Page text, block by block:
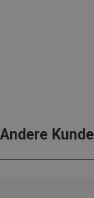
Andere